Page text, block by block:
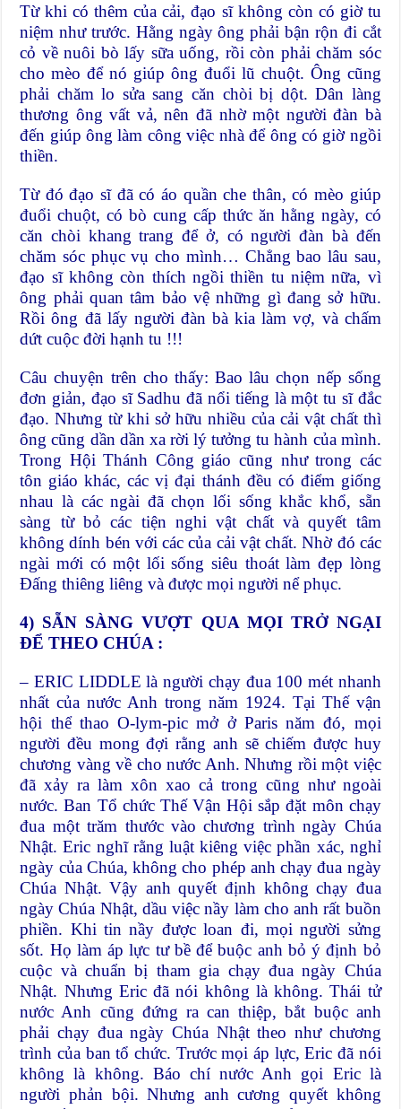
Từ khi có thêm của cải, đạo sĩ không còn có giờ tu
niệm như trước. Hằng ngày ông phải bận rộn đi cắt
cỏ về nuôi bò lấy sữa uống, rồi còn phải chăm sóc
cho mèo để nó giúp ông đuổi lũ chuột. Ông cũng
phải chăm lo sửa sang căn chòi bị dột. Dân làng
thương ông vất vả, nên đã nhờ một người đàn bà
đến giúp ông làm công việc nhà để ông có giờ ngồi
thiền.
Từ đó đạo sĩ đã có áo quần che thân, có mèo giúp
đuổi chuột, có bò cung cấp thức ăn hằng ngày, có
căn chòi khang trang để ở, có người đàn bà đến
chăm sóc phục vụ cho mình… Chẳng bao lâu sau,
đạo sĩ không còn thích ngồi thiền tu niệm nữa, vì
ông phải quan tâm bảo vệ những gì đang sở hữu.
Rồi ông đã lấy người đàn bà kia làm vợ, và chấm
dứt cuộc đời hạnh tu !!!
Câu chuyện trên cho thấy: Bao lâu chọn nếp sống
đơn giản, đạo sĩ Sadhu đã nổi tiếng là một tu sĩ đắc
đạo. Nhưng từ khi sở hữu nhiều của cải vật chất thì
ông cũng dần dần xa rời lý tưởng tu hành của mình.
Trong Hội Thánh Công giáo cũng như trong các
tôn giáo khác, các vị đại thánh đều có điểm giống
nhau là các ngài đã chọn lối sống khắc khổ, sẵn
sàng từ bỏ các tiện nghi vật chất và quyết tâm
không dính bén với các của cải vật chất. Nhờ đó các
ngài mới có một lối sống siêu thoát làm đẹp lòng
Đấng thiêng liêng và được mọi người nể phục.
4) SẴN SÀNGVƯỢT QUA MỌI TRỞ NGẠI
ĐỂ THEO CHÚA :
– ERIC LIDDLE là người chạy đua 100 mét nhanh
nhất của nước Anh trong năm 1924. Tại Thế vận
hội thể thao O-lym-pic mở ở Paris năm đó, mọi
người đều mong đợi rằng anh sẽ chiếm được huy
chương vàng về cho nước Anh. Nhưng rồi một việc
đã xảy ra làm xôn xao cả trong cũng như ngoài
nước. Ban Tổ chức Thế Vận Hội sắp đặt môn chạy
đua một trăm thước vào chương trình ngày Chúa
Nhật. Eric nghĩ rằng luật kiêng việc phần xác, nghỉ
ngày của Chúa, không cho phép anh chạy đua ngày
Chúa Nhật. Vậy anh quyết định không chạy đua
ngày Chúa Nhật, dầu việc nầy làm cho anh rất buồn
phiền. Khi tin nầy được loan đi, mọi người sửng
sốt. Họ làm áp lực tư bề để buộc anh bỏ ý định bỏ
cuộc và chuẩn bị tham gia chạy đua ngày Chúa
Nhật. Nhưng Eric đã nói không là không. Thái tử
nước Anh cũng đứng ra can thiệp, bắt buộc anh
phải chạy đua ngày Chúa Nhật theo như chương
trình của ban tổ chức. Trước mọi áp lực, Eric đã nói
không là không. Báo chí nước Anh gọi Eric là
người phản bội. Nhưng anh cương quyết không